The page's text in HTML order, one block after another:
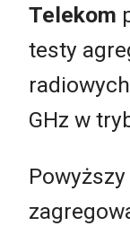
Telekom
testy
GHz w